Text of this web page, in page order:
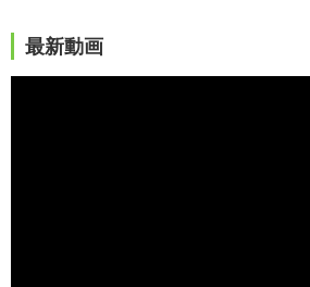
最新動画